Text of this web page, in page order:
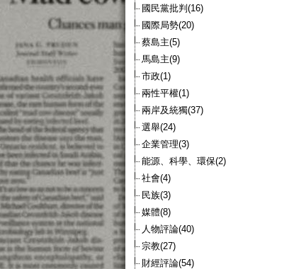
國民黨批判(16)
國際局勢(20)
蔡島主(5)
馬島主(9)
市政(1)
兩性平權(1)
兩岸及統獨(37)
選舉(24)
企業管理(3)
能源、科學、環保(2)
社會(4)
民族(3)
媒體(8)
人物評論(40)
宗教(27)
財經評論(54)